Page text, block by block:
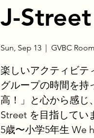
J-Street
Sun, Sep 13
  |
GVBC
楽しいアクティビテ
グループの時間を持
高！」と心から感じ
Street を目指してい
5歳〜小学5年生 We